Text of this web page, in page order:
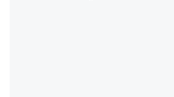
ちょうど同じ理由でEcho Show 8を
とかSpotifyを支払う孝行もできる。
り時間を日数にすると1週間とかの人
それを実質100倍以上に伸ばす効果
─たまにLINEするくらいだった遠方の父67歳
コミュニケーションが劇的に変化した｜